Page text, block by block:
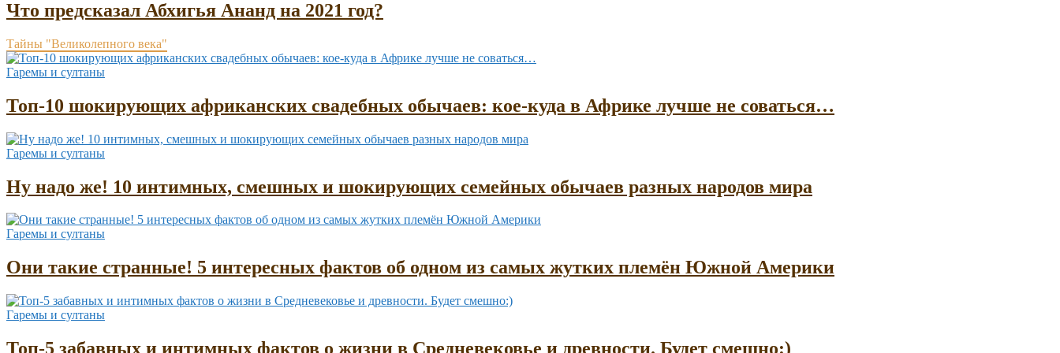
Что предсказал Абхигья Ананд на 2021 год?
Тайны "Великолепного века"
Гаремы и султаны
Топ-10 шокирующих африканских свадебных обычаев: кое-куда в Африке лучше не соваться…
Гаремы и султаны
Ну надо же! 10 интимных, смешных и шокирующих семейных обычаев разных народов мира
Гаремы и султаны
Они такие странные! 5 интересных фактов об одном из самых жутких племён Южной Америки
Гаремы и султаны
Топ-5 забавных и интимных фактов о жизни в Средневековье и древности. Будет смешно:)